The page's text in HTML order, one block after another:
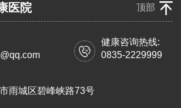
顶部
医院
健康咨询热线:
0835-2229999
雨城区碧峰峡路73号